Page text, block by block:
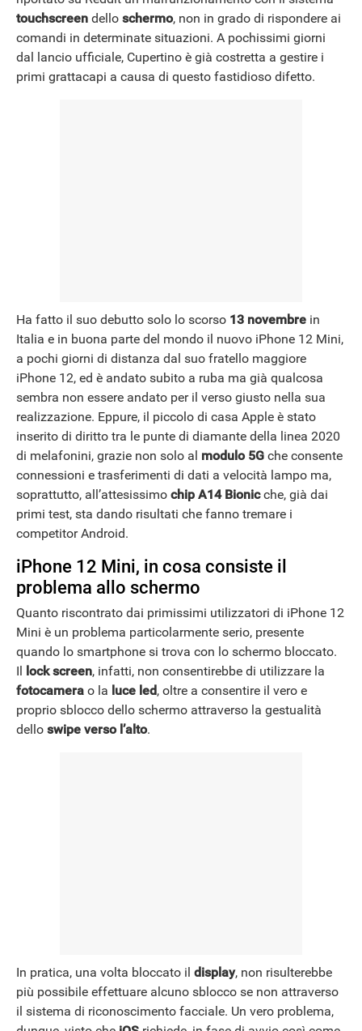
touchscreen dello schermo, non in grado di rispondere ai
comandi in determinate situazioni. A pochissimi giorni
dal lancio ufficiale, Cupertino è già costretta a gestire i
primi grattacapi a causa di questo fastidioso difetto.
Ha fatto il suo debutto solo lo scorso 13 novembre in
Italia e in buona parte del mondo il nuovo iPhone 12 Mini,
a pochi giorni di distanza dal suo fratello maggiore
iPhone 12, ed è andato subito a ruba ma già qualcosa
sembra non essere andato per il verso giusto nella sua
realizzazione. Eppure, il piccolo di casa Apple è stato
inserito di diritto tra le punte di diamante della linea 2020
di melafonini, grazie non solo al modulo 5G che consente
connessioni e trasferimenti di dati a velocità lampo ma,
soprattutto, all’attesissimo chip A14 Bionicche, già dai
primi test, sta dando risultati che fanno tremare i
competitor Android.
iPhone 12 Mini, in cosa consiste il
problema allo schermo
Quanto riscontrato dai primissimi utilizzatori di iPhone 12
Mini è un problema particolarmente serio, presente
quando lo smartphone si trova con lo schermo bloccato.
Il lock screen, infatti, non consentirebbe di utilizzare la
fotocamera o la luce led, oltre a consentire il vero e
proprio sblocco dello schermo attraverso la gestualità
dello swipe verso l’alto.
In pratica, una volta bloccato il display, non risulterebbe
più possibile effettuare alcuno sblocco se non attraverso
il sistema di riconoscimento facciale. Un vero problema,